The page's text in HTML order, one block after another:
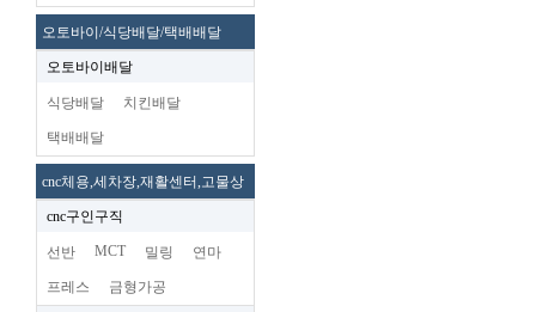
오토바이/식당배달/택배배달
오토바이배달
식당배달 치킨배달
택배배달
cnc체용,세차장,재활센터,고물상
cnc구인구직
선반 MCT 밀링 연마
프레스 금형가공